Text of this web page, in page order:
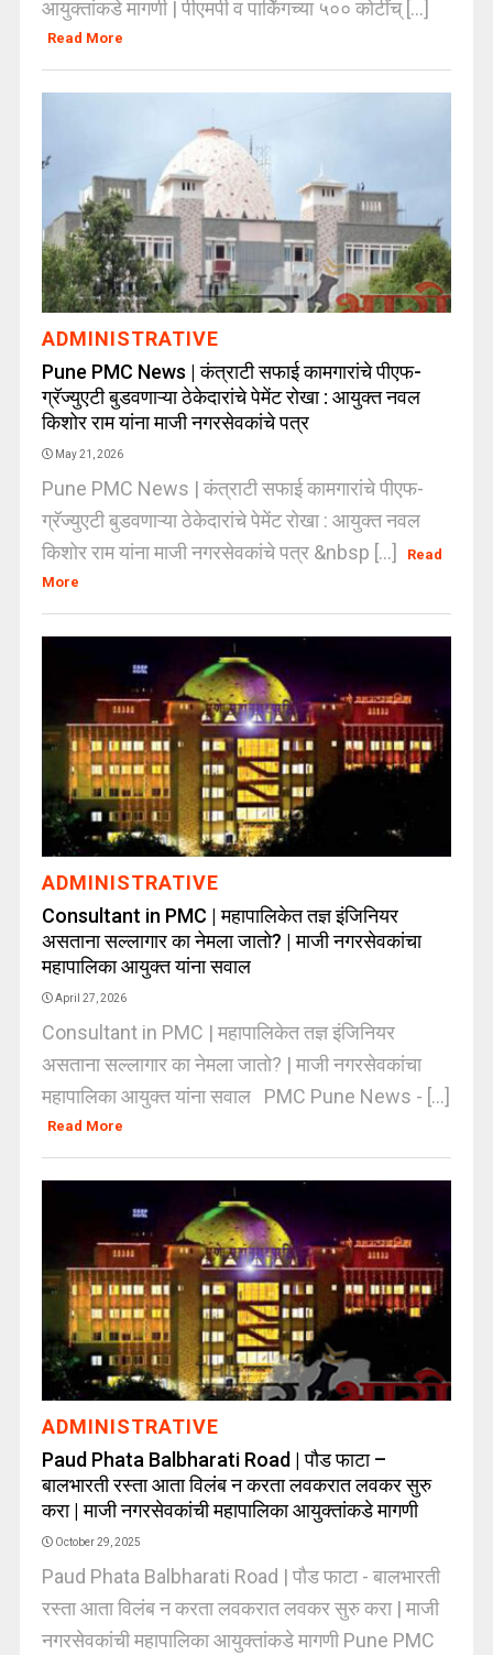
आयुक्तांकडे मागणी | पीएमपी व पार्किंगच्या ५०० कोटींच् [...]
Read More
ADMINISTRATIVE
Pune PMC News | कंत्राटी सफाई कामगारांचे पीएफ-
ग्रॅज्युएटी बुडवणाऱ्या ठेकेदारांचे पेमेंट रोखा : आयुक्त नवल
किशोर राम यांना माजी नगरसेवकांचे पत्र
May 21, 2026
Pune PMC News | कंत्राटी सफाई कामगारांचे पीएफ-
ग्रॅज्युएटी बुडवणाऱ्या ठेकेदारांचे पेमेंट रोखा : आयुक्त नवल
किशोर राम यांना माजी नगरसेवकांचे पत्र &nbsp [...]
Read
More
ADMINISTRATIVE
Consultant in PMC | महापालिकेत तज्ञ इंजिनियर
असताना सल्लागार का नेमला जातो? | माजी नगरसेवकांचा
महापालिका आयुक्त यांना सवाल
April 27, 2026
Consultant in PMC | महापालिकेत तज्ञ इंजिनियर
असताना सल्लागार का नेमला जातो? | माजी नगरसेवकांचा
महापालिका आयुक्त यांना सवाल PMC Pune News - [...]
Read More
ADMINISTRATIVE
Paud Phata Balbharati Road | पौड फाटा –
बालभारती रस्ता आता विलंब न करता लवकरात लवकर सुरु
करा | माजी नगरसेवकांची महापालिका आयुक्तांकडे मागणी
October 29, 2025
Paud Phata Balbharati Road | पौड फाटा - बालभारती
रस्ता आता विलंब न करता लवकरात लवकर सुरु करा | माजी
नगरसेवकांची महापालिका आयुक्तांकडे मागणी Pune PMC